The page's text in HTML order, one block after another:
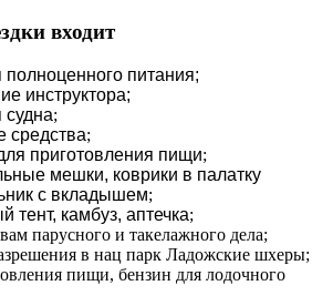
входит
полноценного питания;
инструктора;
судна;
средства;
приготовления пищи;
мешки, коврики в палатку
с вкладышем;
тент, камбуз, аптечка;
парусного и такелажного дела;
в нац парк Ладожские шхеры;
пищи, бензин для лодочного